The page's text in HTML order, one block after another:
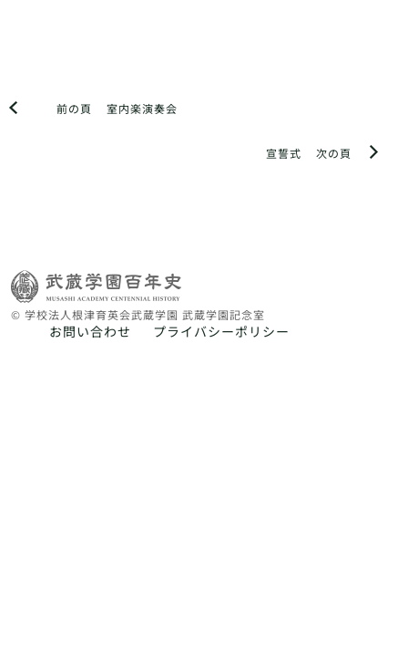
前の頁 室内楽演奏会
次の頁
宣誓式
© 学校法人根津育英会武蔵学園 武蔵学園記念室
お問い合わせ プライバシーポリシー